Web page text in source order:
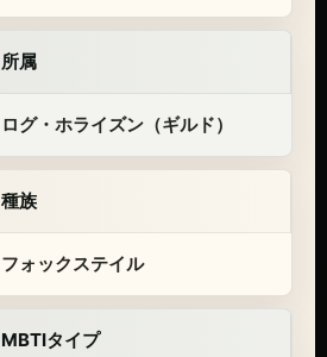
所属
ログ・ホライズン（ギルド）
種族
フォックステイル
MBTIタイプ